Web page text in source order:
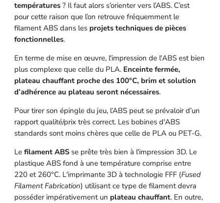
températures? Il faut alors s’orienter vers l’ABS. C’est
pour cette raison que l’on retrouve fréquemment le
filament ABS dans les projets techniques de pièces
fonctionnelles.
En terme de mise en œuvre, l'impression de l'ABS est bien
plus complexe que celle du PLA. Enceinte fermée,
plateau chauffant proche des 100°C, brim et solution
d’adhérence au plateau seront nécessaires.
Pour tirer son épingle du jeu, l’ABS peut se prévaloir d’un
rapport qualité/prix très correct. Les bobines d'ABS
standards sont moins chères que celle de PLA ou PET-G.
Le filament ABSse prête très bien à l'impression 3D. Le
plastique ABS fond à une température comprise entre
220 et 260°C. L'imprimante 3D à technologie FFF (Fused
Filament Fabrication) utilisant ce type de filament devra
posséder impérativement un plateau chauffant. En outre,